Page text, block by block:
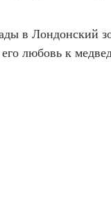
в Лондонский
любовь к